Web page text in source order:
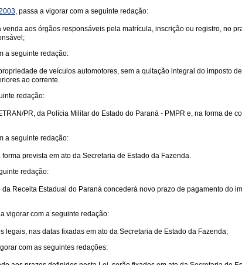
, passa a vigorar com a seguinte redação:
aos órgãos responsáveis pela matrícula, inscrição ou registro, no
a seguinte redação:
de veículos automotores, sem a quitação integral do imposto
ao corrente.
redação:
PR, da Polícia Militar do Estado do Paraná - PMPR e, na forma
a seguinte redação:
prevista em ato da Secretaria de Estado da Fazenda.
redação:
Receita Estadual do Paraná concederá novo prazo de pagamento
vigorar com a seguinte redação:
legais, nas datas fixadas em ato da Secretaria de Estado da Fazenda;
com as seguintes redações: